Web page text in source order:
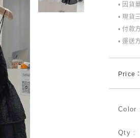
• 因貨
• 現貨
• 付款
• 運送
Price
Qty :